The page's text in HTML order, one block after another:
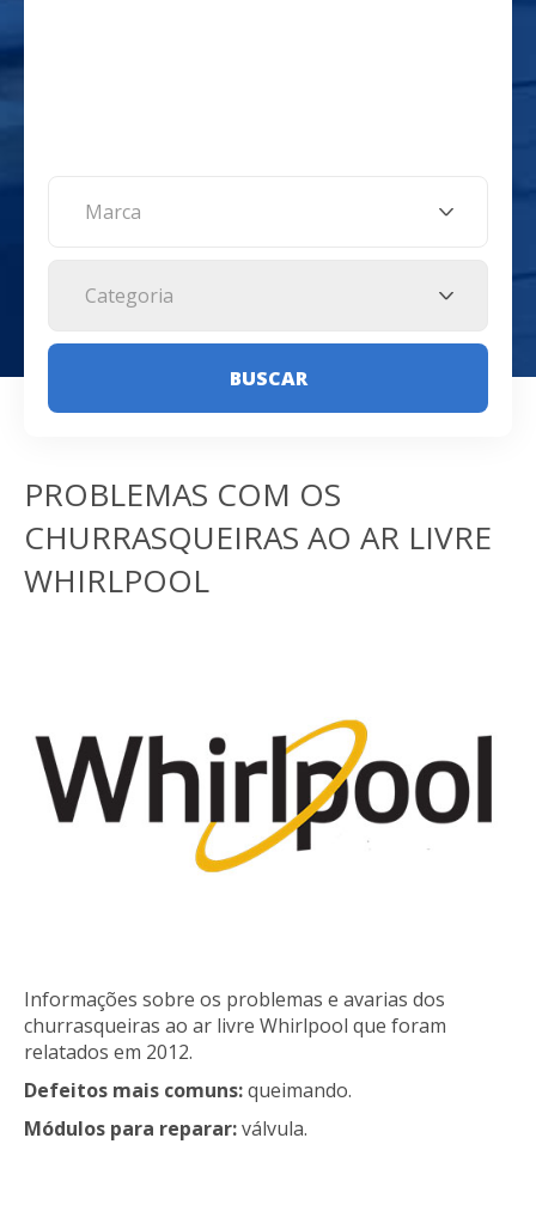
Marca
Categoria
BUSCAR
PROBLEMAS COM OS
CHURRASQUEIRAS AO AR LIVRE
WHIRLPOOL
Informações sobre os problemas e avarias dos
churrasqueiras ao ar livre Whirlpool que foram
relatados em 2012.
Defeitos mais comuns:queimando.
Módulos para reparar:válvula.